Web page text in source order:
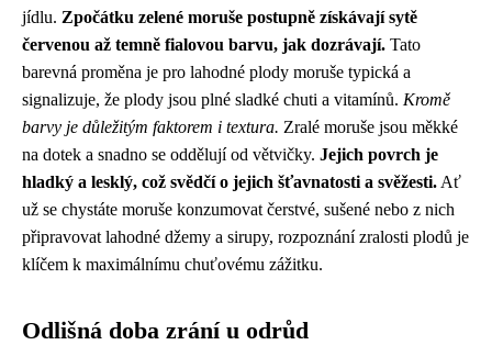
jídlu. Zpočátku zelené moruše postupně získávají sytě
červenou až temně fialovou barvu, jak dozrávají. Tato
barevná proměna je pro lahodné plody moruše typická a
signalizuje, že plody jsou plné sladké chuti a vitamínů. Kromě
barvy je důležitým faktorem i textura. Zralé moruše jsou měkké
na dotek a snadno se oddělují od větvičky. Jejich povrch je
hladký a lesklý, což svědčí o jejich šťavnatosti a svěžesti. Ať
už se chystáte moruše konzumovat čerstvé, sušené nebo z nich
připravovat lahodné džemy a sirupy, rozpoznání zralosti plodů je
klíčem k maximálnímu chuťovému zážitku.
Odlišná doba zrání u odrůd